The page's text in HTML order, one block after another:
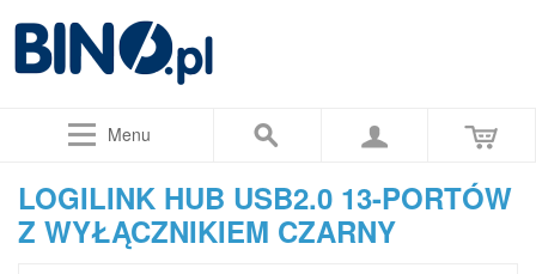
Menu
LOGILINK HUB USB2.0 13-PORTÓW
Z WYŁĄCZNIKIEM CZARNY